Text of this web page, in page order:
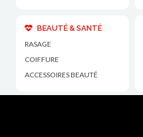
BEAUTÉ & SANTÉ
RASAGE
COIFFURE
ACCESSOIRES BEAUTÉ